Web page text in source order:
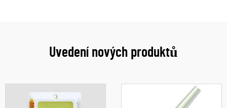
Uvedení nových produktů